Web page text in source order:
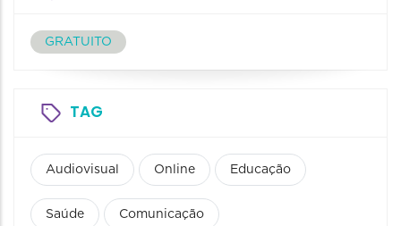
GRATUITO
TAG
Audiovisual Online Educação
Saúde Comunicação